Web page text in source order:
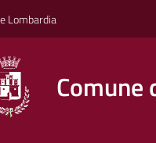
Lombardia
Comune